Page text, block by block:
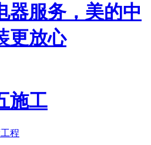
器服务，美的中
更放心
施工